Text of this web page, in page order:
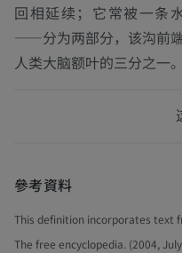
回相延续；它常被一
——分为两部分，该沟前
人类大脑额叶的三分之一。
參考資料
This definition incorporates text
The free encyclopedia. (2004,